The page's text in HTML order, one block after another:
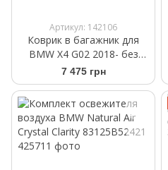
Артикул: 142106
Коврик в багажник для
BMW X4 G02 2018- без
запаски черный
WeatherTech 401209
7 475 грн